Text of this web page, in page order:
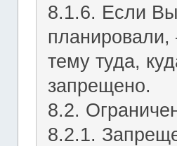
8.1.6. Если
планировали,
тему туда,
запрещено.
8.2.
8.2.1.